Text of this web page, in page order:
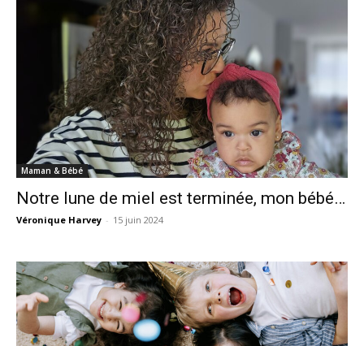
Maman & Bébé
Notre lune de miel est terminée, mon bébé…
Véronique Harvey - 15 juin 2024